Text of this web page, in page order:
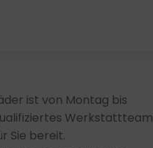
ist von Montag bis
Werkstattteam
Sie bereit.